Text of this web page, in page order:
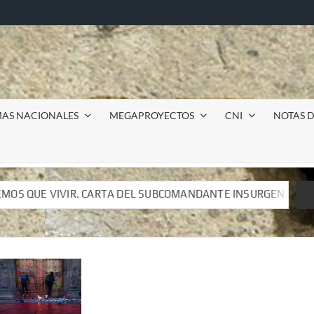
NACIONALES MEGAPROYECTOS CNI NOTAS
INSURGENTE MOISÉS A LUIS DE TAVIRA
INSURGENTE MOISÉS A LUIS DE TAVIRA